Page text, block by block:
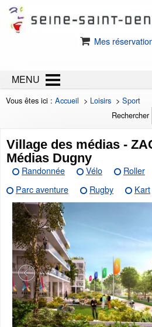
Mes
MENU
Vous êtes ici : Accueil > Loisirs > Sport
Rechercher
Village des médias -
Médias Dugny
Randonnée Vélo Roller
Parc aventure
Rugby Kart